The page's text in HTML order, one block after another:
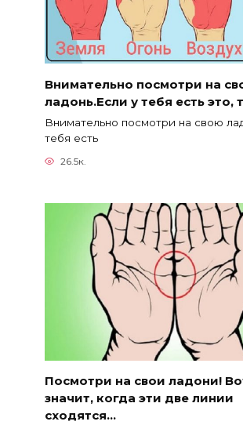
Внимательно посмотри на
ладонь.Если у тебя есть это,
Внимательно посмотри на свою
тебя есть
26.5к.
Посмотри на свои ладони!
значит, когда эти две линии
сходятся…